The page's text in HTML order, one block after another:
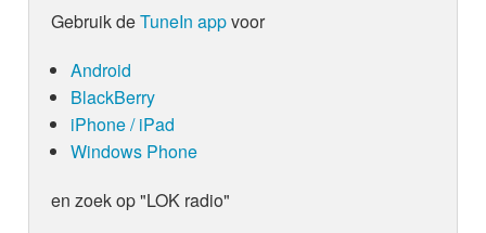
Gebruik deTuneIn appvoor
Android
BlackBerry
iPhone / iPad
Windows Phone
en zoek op "LOK radio"